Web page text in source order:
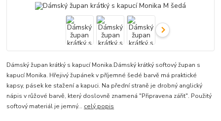
Dámský župan krátký s kapucí Monika.Dámský krátký softový župan s
kapucí Monika. Hřejivý župánek v příjemné šedé barvě má praktické
kapsy, pásek ke stažení a kapuci. Na přední straně je drobný anglický
nápis v růžové barvě, který doslovně znamená "Připravena zářit". Použitý
softový materiál je jemný... celý popis